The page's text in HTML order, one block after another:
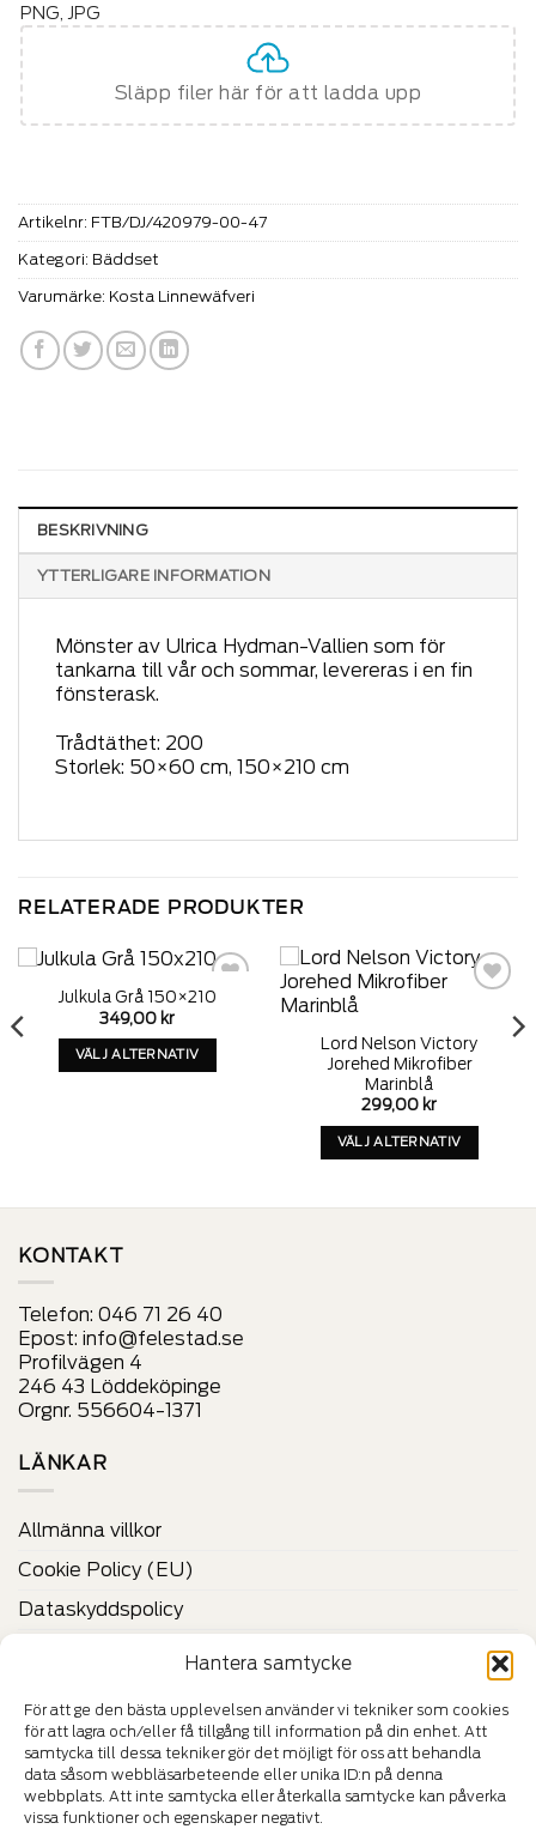
Hantera samtycke
För att ge den bästa upplevelsen använder vi tekniker som cookies
för att lagra och/eller få tillgång till information på din enhet. Att
samtycka till dessa tekniker gör det möjligt för oss att behandla
data såsom webbläsarbeteende eller unika ID:n på denna
webbplats. Att inte samtycka eller återkalla samtycke kan påverka
vissa funktioner och egenskaper negativt.
PNG, JPG
Släpp filer här för att ladda upp
Artikelnr: FTB/DJ/420979-00-47
Kategori: Bäddset
Varumärke: Kosta Linnewäfveri
BESKRIVNING
YTTERLIGARE INFORMATION
Mönster av Ulrica Hydman-Vallien som för
tankarna till vår och sommar, levereras i en fin
fönsterask.
Trådtäthet: 200
Storlek: 50×60 cm, 150×210 cm
RELATERADE PRODUKTER
Add to
Julkula Grå 150×210
349,00 kr
VÄLJ ALTERNATIV
kan
Lord Nelson Victory
Jorehed Mikrofiber
Marinblå
299,00 kr
VÄLJ ALTERNATIV
kr
KONTAKT
Telefon: 046 71 26 40
Epost: info@felestad.se
Profilvägen 4
246 43 Löddeköpinge
Orgnr. 556604-1371
LÄNKAR
Allmänna villkor
Cookie Policy (EU)
Dataskyddspolicy
CERTIFIKAT & VERIFIERINGAR